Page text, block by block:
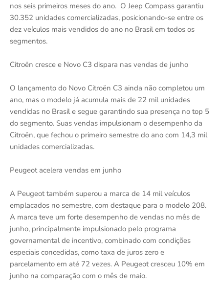
nos seis primeiros meses do ano. O Jeep Compass garantiu
30.352 unidades comercializadas, posicionando-se entre os
dez veículos mais vendidos do ano no Brasil em todos os
segmentos.
Citroën cresce e Novo C3 dispara nas vendas de junho
O lançamento do Novo Citroën C3 ainda não completou um
ano, mas o modelo já acumula mais de 22 mil unidades
vendidas no Brasil e segue garantindo sua presença no top 5
do segmento. Suas vendas impulsionam o desempenho da
Citroën, que fechou o primeiro semestre do ano com 14,3 mil
unidades comercializadas.
Peugeot acelera vendas em junho
A Peugeot também superou a marca de 14 mil veículos
emplacados no semestre, com destaque para o modelo 208.
A marca teve um forte desempenho de vendas no mês de
junho, principalmente impulsionado pelo programa
governamental de incentivo, combinado com condições
especiais concedidas, como taxa de juros zero e
parcelamento em até 72 vezes. A Peugeot cresceu 10% em
junho na comparação com o mês de maio.